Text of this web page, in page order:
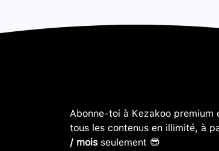
Abonne-toi à Kezakoo
tous les contenus en illimité, à
/ moisseulement 😎